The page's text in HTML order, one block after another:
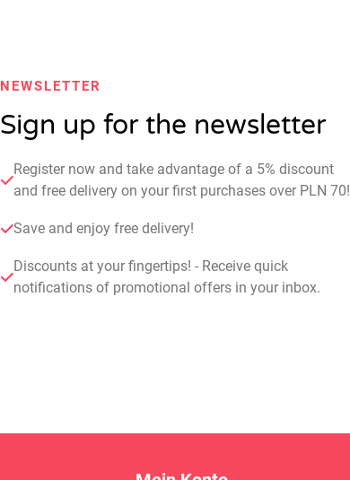
NEWSLETTER
Sign up for the newsletter
Register now and take advantage of a 5% discount
and free delivery on your first purchases over PLN 70!
Save and enjoy free delivery!
Discounts at your fingertips! - Receive quick
notifications of promotional offers in your inbox.